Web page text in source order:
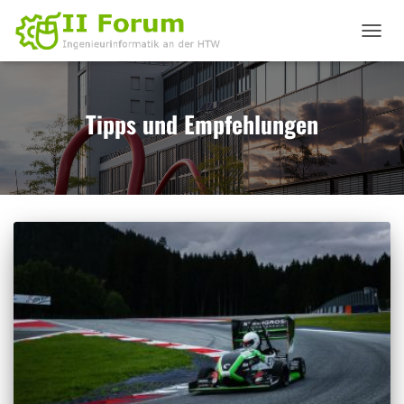
Tipps und Empfehlungen